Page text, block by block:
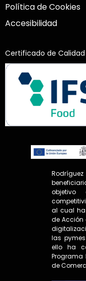
Política de Cookies
Accesibilidad
Certificado de Calidad
al cual
de Acción
las
ello ha
de